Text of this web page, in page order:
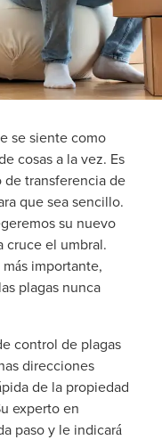
se siente como
cosas a la vez. Es
de transferencia de
que sea sencillo.
su nuevo
cruce el umbral.
importante,
plagas nunca
control de plagas
direcciones
de la propiedad
experto en
paso y le indicará